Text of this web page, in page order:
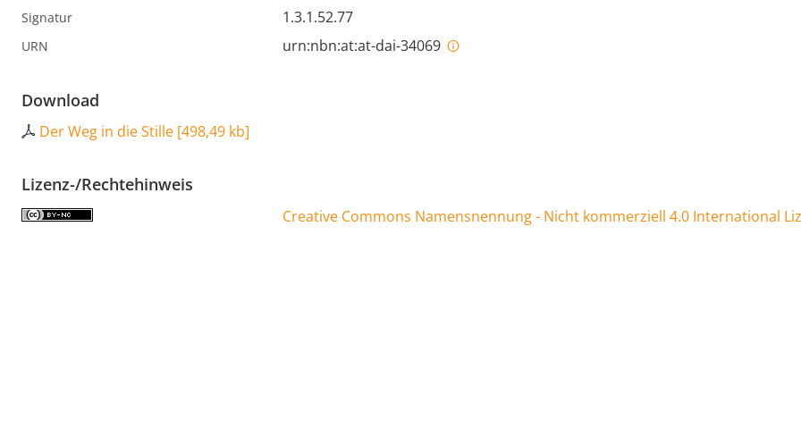
Signatur 1.3.1.52.77
URN urn:nbn:at:at-dai-34069
Download
Der Weg in die Stille [498,49 kb]
Lizenz-/Rechtehinweis
Creative Commons Namensnennung - Nicht kommerziell 4.0 International